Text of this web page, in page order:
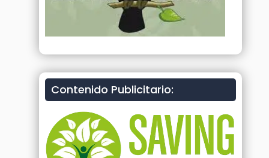
Contenido Publicitario: